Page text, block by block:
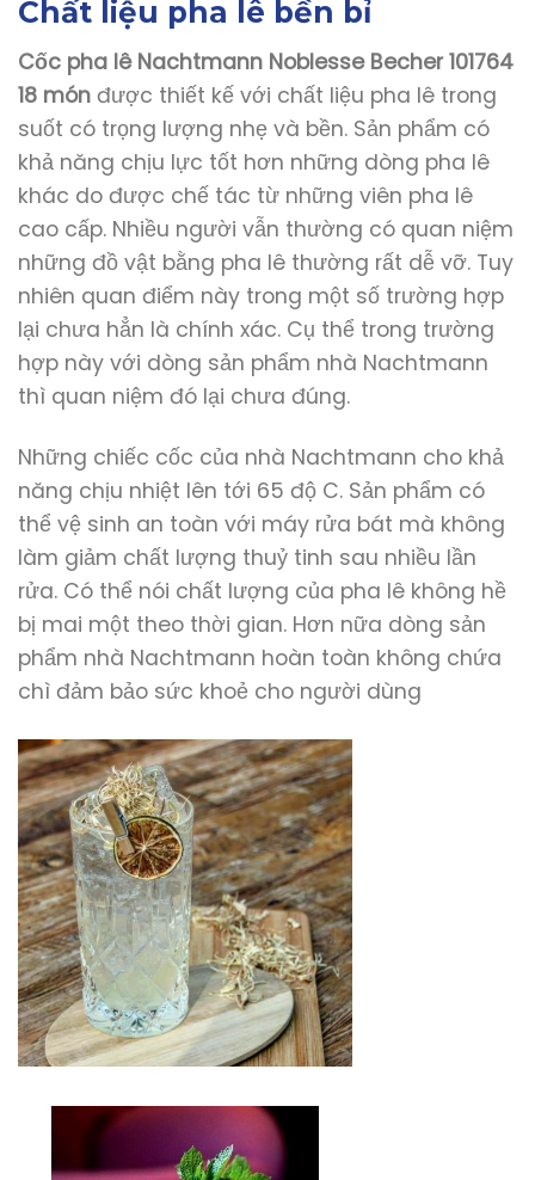
Chất liệu pha lê bền bỉ
Cốc pha lê Nachtmann Noblesse Becher 101764
18 món được thiết kế với chất liệu pha lê trong
suốt có trọng lượng nhẹ và bền. Sản phẩm có
khả năng chịu lực tốt hơn những dòng pha lê
khác do được chế tác từ những viên pha lê
cao cấp. Nhiều người vẫn thường có quan niệm
những đồ vật bằng pha lê thường rất dễ vỡ. Tuy
nhiên quan điểm này trong một số trường hợp
lại chưa hẳn là chính xác. Cụ thể trong trường
hợp này với dòng sản phẩm nhà Nachtmann
thì quan niệm đó lại chưa đúng.
Những chiếc cốc của nhà Nachtmann cho khả
năng chịu nhiệt lên tới 65 độ C. Sản phẩm có
thể vệ sinh an toàn với máy rửa bát mà không
làm giảm chất lượng thuỷ tinh sau nhiều lần
rửa. Có thể nói chất lượng của pha lê không hề
bị mai một theo thời gian. Hơn nữa dòng sản
phẩm nhà Nachtmann hoàn toàn không chứa
chì đảm bảo sức khoẻ cho người dùng